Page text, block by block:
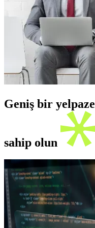
Geniş bir
sahip olun